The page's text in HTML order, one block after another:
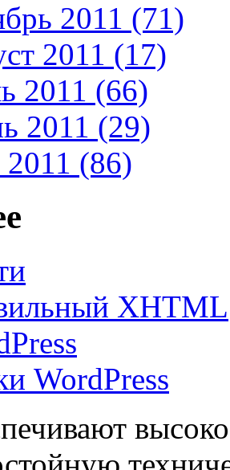
2011 (71)
2011 (17)
2011 (66)
2011 (29)
(86)
XHTML
WordPress